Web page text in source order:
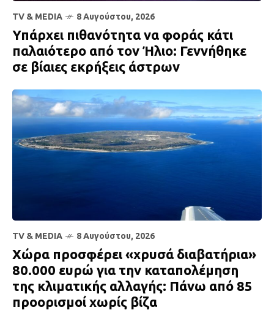
TV & MEDIA 8 Αυγούστου, 2026
Υπάρχει πιθανότητα να φοράς κάτι
παλαιότερο από τον Ήλιο: Γεννήθηκε
σε βίαιες εκρήξεις άστρων
TV & MEDIA 8 Αυγούστου, 2026
Χώρα προσφέρει «χρυσά διαβατήρια»
80.000 ευρώ για την καταπολέμηση
της κλιματικής αλλαγής: Πάνω από 85
προορισμοί χωρίς βίζα